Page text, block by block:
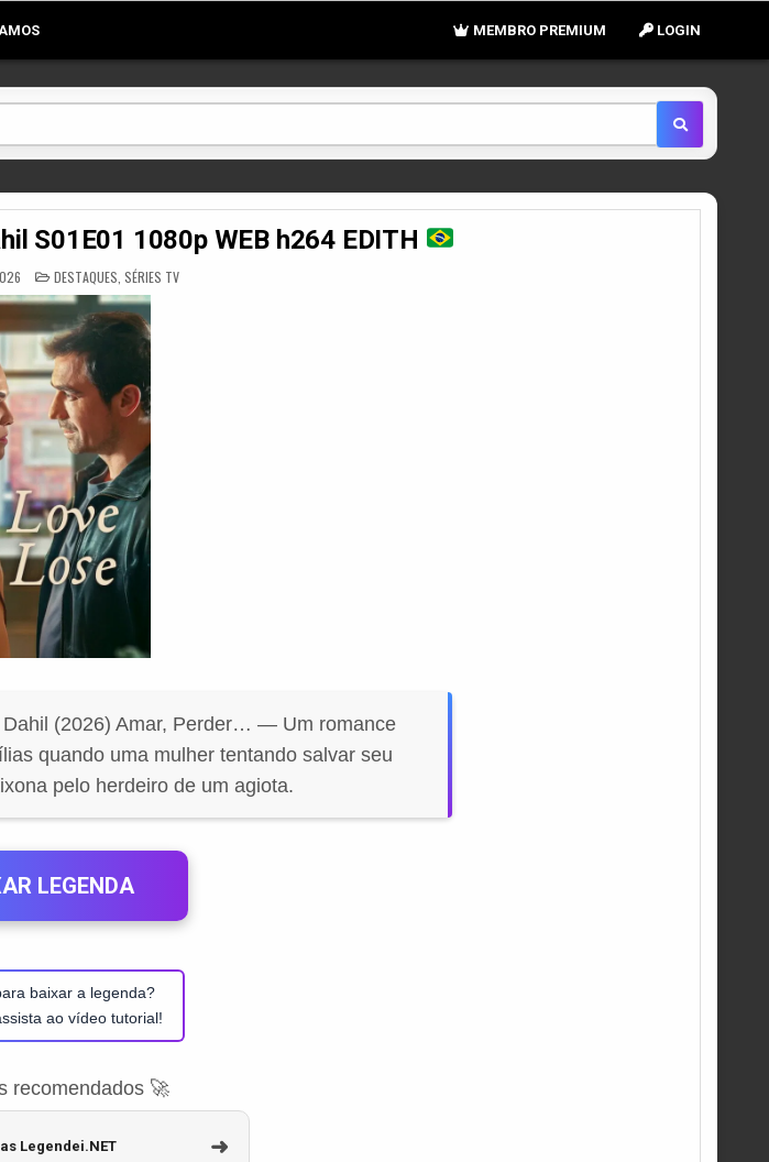
LOGIN
MEMBRO PREMIUM
S01E01 1080p WEB h264 EDITH
POSTED
IN
DESTAQUES SÉRIES TV
(2026) Amar, Perder… — Um romance
quando uma mulher tentando salvar seu
pelo herdeiro de um agiota.
LEGENDA
baixar a legenda?
ao vídeo tutorial!
recomendados 🚀
Legendei.NET ➜